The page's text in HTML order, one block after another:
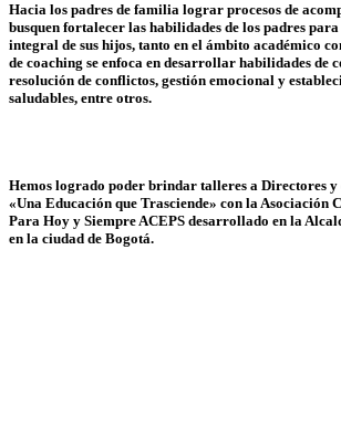
Hacia los padres de familia lograr procesos de
busquen fortalecer las habilidades de los padres
integral de sus hijos, tanto en el ámbito académico
de coaching se enfoca en desarrollar habilidades de
resolución de conflictos, gestión emocional y
saludables, entre otros.
Hemos logrado poder brindar talleres a Directores y
«Una Educación que Trasciende» con la Asociación
Para Hoy y Siempre ACEPS desarrollado en la
en la ciudad de Bogotá.